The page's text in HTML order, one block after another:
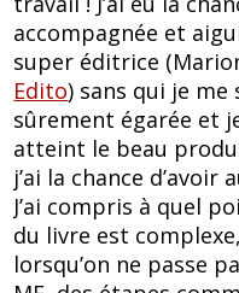
accompagnée et
super éditrice
Edito) sans qui je me
sûrement égarée et
atteint le beau
j’ai la chance d’avoir
J’ai compris à quel
du livre est
lorsqu’on ne passe